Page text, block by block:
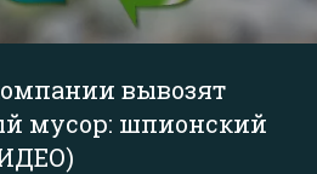
вывозят
мусор: шпионский